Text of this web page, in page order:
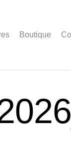
Boutique